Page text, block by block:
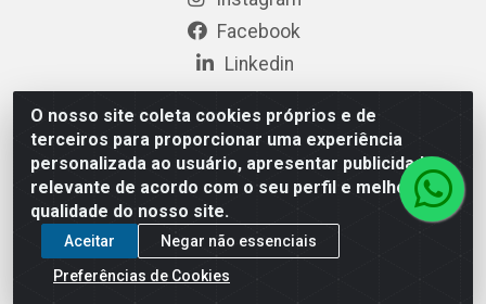
O nosso site coleta cookies próprios e de
terceiros para proporcionar uma experiência
personalizada ao usuário, apresentar publicidade
relevante de acordo com o seu perfil e melhorar a
qualidade do nosso site.
Aceitar
Negar não essenciais
Preferências de Cookies
Facebook
Linkedin
Rua Chipuê, 117 - S. Miguel Paulista São Paulo/SP - CEP
08010-260- CNPJ: 03.010.739/0001-72